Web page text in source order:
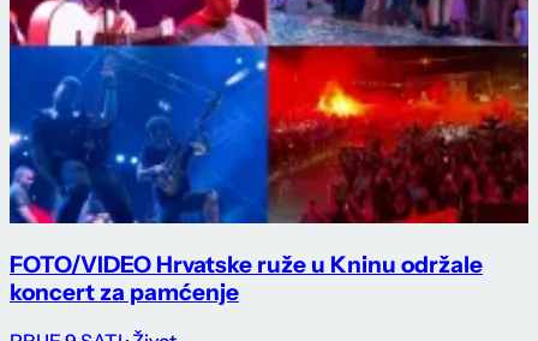
FOTO/VIDEO Hrvatske ruže u Kninu održale
koncert za pamćenje